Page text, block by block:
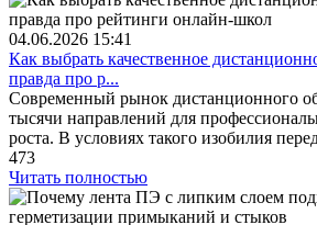
04.06.2026 15:41
Как выбрать качественное
правда про р...
Современный рынок дистанционного
тысячи направлений для
роста. В условиях такого изобилия
473
Читать полностью